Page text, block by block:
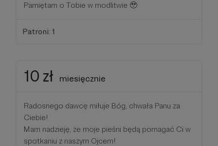
Pamiętam o Tobie w modlitwie 🥹
Patroni: 1
10 zł miesięcznie
Radosnego dawcę miłuje Bóg, chwała Panu za
Ciebie!
Mam nadzieję, że moje pieśni będą pomagać Ci w
spotkaniu z naszym Ojcem!